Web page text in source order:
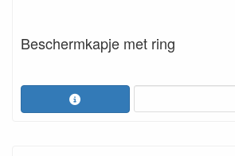
Beschermkapje met ring